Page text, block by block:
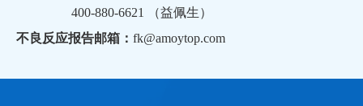
400-880-6621 （益佩生）
不良反应报告邮箱： fk@amoytop.com